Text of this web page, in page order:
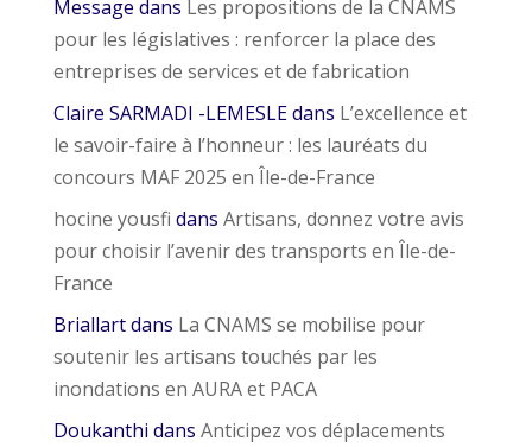
Message dans Les propositions de la CNAMS
pour les législatives : renforcer la place des
entreprises de services et de fabrication
Claire SARMADI -LEMESLEdans L’excellence et
le savoir-faire à l’honneur : les lauréats du
concours MAF 2025 en Île-de-France
hocine yousfi dans Artisans, donnez votre avis
pour choisir l’avenir des transports en Île-de-
France
Briallartdans La CNAMS se mobilise pour
soutenir les artisans touchés par les
inondations en AURA et PACA
Doukanthi dans Anticipez vos déplacements